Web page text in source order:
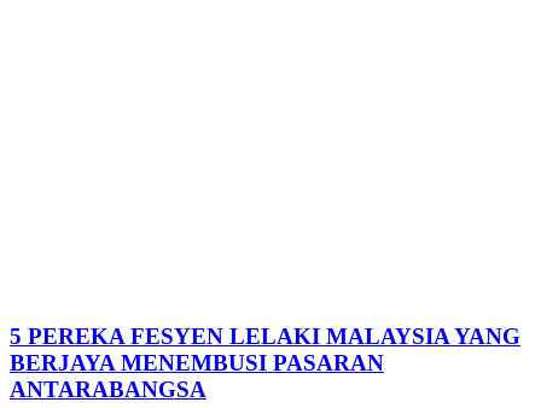
5 PEREKA FESYEN LELAKI MALAYSIA YANG
BERJAYA MENEMBUSI PASARAN
ANTARABANGSA